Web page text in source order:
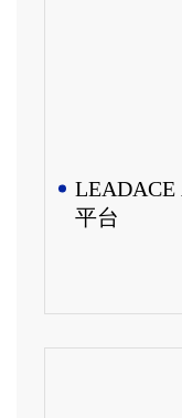
LEADACE
平台